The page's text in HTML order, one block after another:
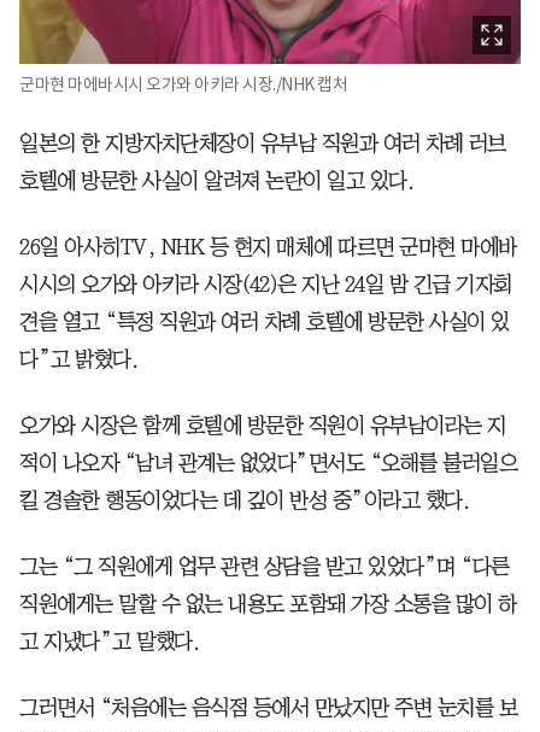
군마현 마에바시시 오가와 아키라 시장./NHK 캡처
일본의 한 지방자치단체장이 유부남 직원과 여러 차례 러브
호텔에 방문한 사실이 알려져 논란이 일고 있다.
26일 아사히TV, NHK 등 현지 매체에 따르면 군마현 마에바
시시의 오가와 아키라 시장(42)은 지난 24일 밤 긴급 기자회
견을 열고 “특정 직원과 여러 차례 호텔에 방문한 사실이 있
다”고 밝혔다.
오가와 시장은 함께 호텔에 방문한 직원이 유부남이라는 지
적이 나오자 “남녀 관계는 없었다”면서도 “오해를 불러일으
킬 경솔한 행동이었다는 데 깊이 반성 중”이라고 했다.
그는 “그 직원에게 업무 관련 상담을 받고 있었다”며 “다른
직원에게는 말할 수 없는 내용도 포함돼 가장 소통을 많이 하
고 지냈다”고 말했다.
그러면서 “처음에는 음식점 등에서 만났지만 주변 눈치를 보